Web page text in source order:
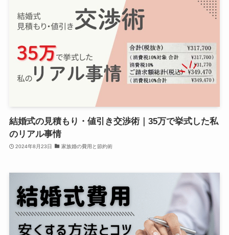
結婚式の見積もり・値引き交渉術｜35万で挙式した私
のリアル事情
2024年8月23日 家族婚の費用と節約術